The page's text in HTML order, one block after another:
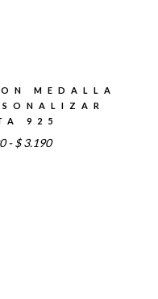
MEDALLA
925
- $ 3.190Rango